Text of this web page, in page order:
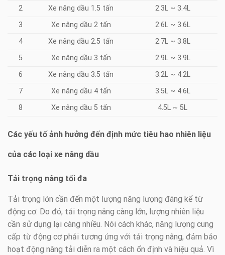
2
Xe nâng dầu 1.5 tấn
2.3L ~ 3.4L
3
Xe nâng dầu 2 tấn
2.6L ~ 3.6L
4
Xe nâng dầu 2.5 tấn
2.7L ~ 3.8L
5
Xe nâng dầu 3 tấn
2.9L ~ 3.9L
6
Xe nâng dầu 3.5 tấn
3.2L ~ 4.2L
7
Xe nâng dầu 4 tấn
3.5L ~ 4.6L
8
Xe nâng dầu 5 tấn 4.5L ~ 5L
Các yếu tố ảnh hưởng đến định mức tiêu hao nhiên liệu
của các loại xe nâng dầu
Tải trọng nâng tối đa
Tải trọng lớn cần đến một lượng năng lượng đáng kể từ
động cơ. Do đó, tải trọng nâng càng lớn, lượng nhiên liệu
cần sử dụng lại càng nhiều. Nói cách khác, năng lượng cung
cấp từ động cơ phải tương ứng với tải trọng nâng, đảm bảo
hoạt động nâng tải diễn ra một cách ổn định và hiệu quả. Vì